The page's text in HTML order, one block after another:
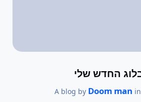
החדש שלי
A blog by Doom man in